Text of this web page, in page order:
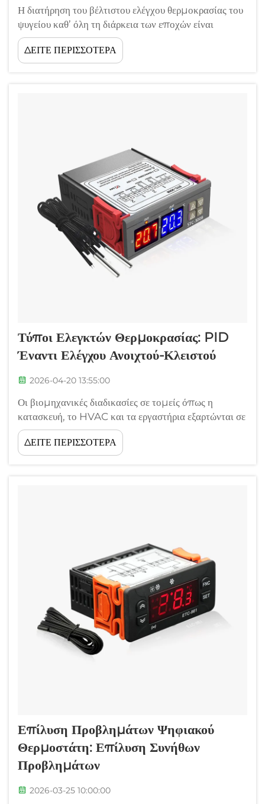
Η διατήρηση του βέλτιστου ελέγχου θερμοκρασίας του
ψυγείου καθ’ όλη τη διάρκεια των εποχών είναι
κρίσιμη για την ασφάλεια των τροφίμων, την
ενεργειακή απόδοση και τη διάρκεια ζωής της
συσκευής. Καθώς η θερμοκρασία του περιβάλλοντος
ΔΕΙΤΕ ΠΕΡΙΣΣΟΤΕΡΑ
Τύποι Ελεγκτών Θερμοκρασίας: PID
Έναντι Ελέγχου Ανοιχτού-Κλειστού
2026-04-20 13:55:00
Οι βιομηχανικές διαδικασίες σε τομείς όπως η
κατασκευή, το HVAC και τα εργαστήρια εξαρτώνται σε
μεγάλο βαθμό από την ακριβή διαχείριση της
θερμοκρασίας για να διασφαλίζεται η βέλτιστη
απόδοση και η ποιότητα των προϊόντων. Η επιλογή
ΔΕΙΤΕ ΠΕΡΙΣΣΟΤΕΡΑ
Επίλυση Προβλημάτων Ψηφιακού
Θερμοστάτη: Επίλυση Συνήθων
Προβλημάτων
2026-03-25 10:00:00